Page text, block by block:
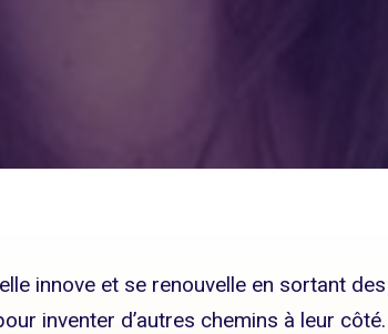
innove et se renouvelle en sortant
inventer d’autres chemins à leur côté.